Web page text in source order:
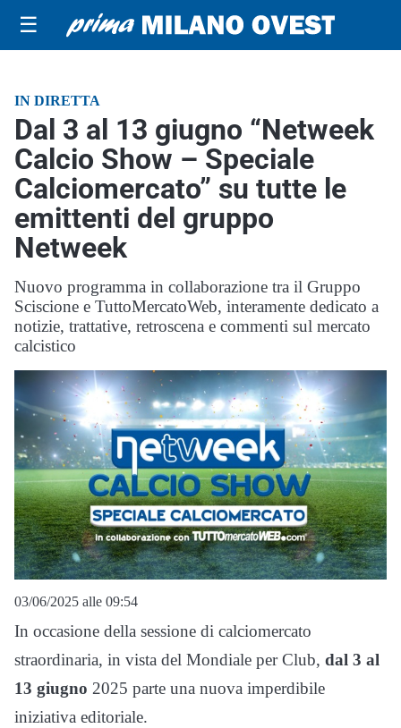
☰
IN DIRETTA
Dal 3 al 13 giugno “Netweek
Calcio Show – Speciale
Calciomercato” su tutte le
emittenti del gruppo
Netweek
Nuovo programma in collaborazione tra il Gruppo
Sciscione e TuttoMercatoWeb, interamente dedicato a
notizie, trattative, retroscena e commenti sul mercato
calcistico
03/06/2025 alle 09:54
In occasione della sessione di calciomercato
straordinaria, in vista del Mondiale per Club, dal 3 al
13 giugno 2025 parte una nuova imperdibile
iniziativa editoriale.